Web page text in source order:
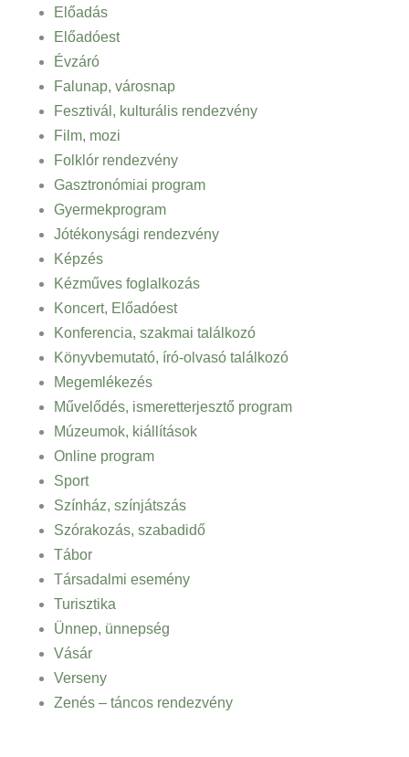
Előadás
Előadóest
Évzáró
Falunap, városnap
Fesztivál, kulturális rendezvény
Film, mozi
Folklór rendezvény
Gasztronómiai program
Gyermekprogram
Jótékonysági rendezvény
Képzés
Kézműves foglalkozás
Koncert, Előadóest
Konferencia, szakmai találkozó
Könyvbemutató, író-olvasó találkozó
Megemlékezés
Művelődés, ismeretterjesztő program
Múzeumok, kiállítások
Online program
Sport
Színház, színjátszás
Szórakozás, szabadidő
Tábor
Társadalmi esemény
Turisztika
Ünnep, ünnepség
Vásár
Verseny
Zenés – táncos rendezvény